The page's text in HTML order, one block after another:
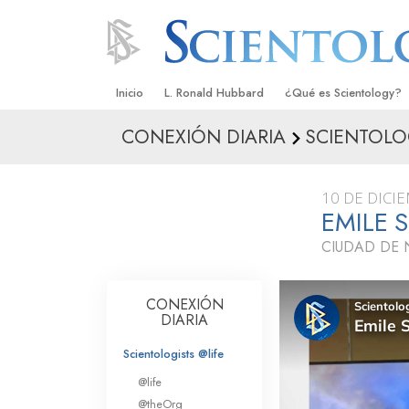
Inicio L. Ronald Hubbard ¿Qué es Scientology?
Creencias y Prácticas
Qué dicen los
Scientology
Dentro de una Iglesia
Los Principios
Una Introducción a
CONEXIÓN DIARIA
10 DE
EMILE
CIUDAD DE
CONEXIÓN
DIARIA
Scientologists @life
@life
@theOrg